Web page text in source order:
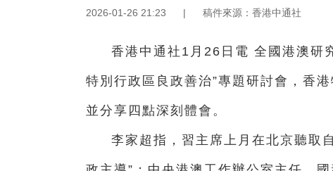
2026-01-26 21:23 | 稿件來源：香港中通社
香港中通社1月26日電 全國港澳研
特別行政區良政善治”專題研討會，香
並分享四點深刻體會。
李家超指，習主席上月在北京聽取